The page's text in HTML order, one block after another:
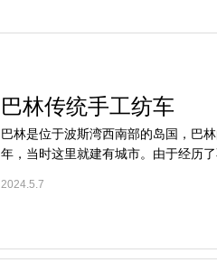
巴林传统手工纺车
巴林是位于波斯湾西南部的岛国，巴
年，当时这里就建有城市。由于经历了
2024.5.7